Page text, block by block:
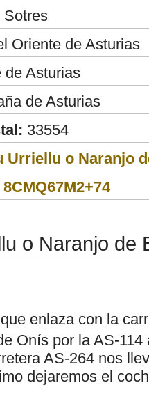
Sotres
Oriente de Asturias
de Asturias
de Asturias
33554
Urriellu o Naranjo
8CMQ67M2+74
o Naranjo de
enlaza con la
Onís por la AS-114
AS-264 nos
dejaremos el